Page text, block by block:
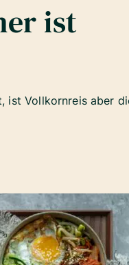
ist
ist Vollkornreis aber